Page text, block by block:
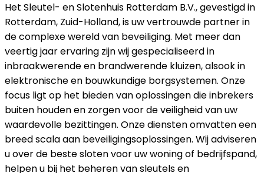
Het Sleutel- en Slotenhuis Rotterdam B.V., gevestigd in
Rotterdam, Zuid-Holland, is uw vertrouwde partner in
de complexe wereld van beveiliging. Met meer dan
veertig jaar ervaring zijn wij gespecialiseerd in
inbraakwerende en brandwerende kluizen, alsook in
elektronische en bouwkundige borgsystemen. Onze
focus ligt op het bieden van oplossingen die inbrekers
buiten houden en zorgen voor de veiligheid van uw
waardevolle bezittingen. Onze diensten omvatten een
breed scala aan beveiligingsoplossingen. Wij adviseren
u over de beste sloten voor uw woning of bedrijfspand,
helpen u bij het beheren van sleutels en